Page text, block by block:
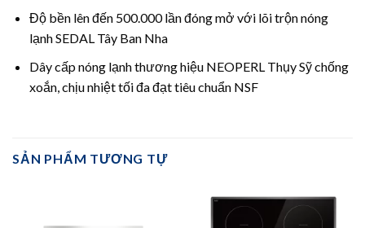
Độ bền lên đến 500.000 lần đóng mở với lõi trộn nóng
lạnh SEDAL Tây Ban Nha
Dây cấp nóng lạnh thương hiệu NEOPERL Thụy Sỹ chống
xoắn, chịu nhiệt tối đa đạt tiêu chuẩn NSF
SẢN PHẨM TƯƠNG TỰ